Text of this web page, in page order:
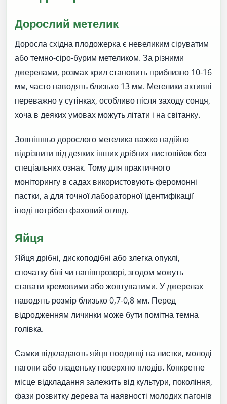
Дорослий метелик
Доросла східна плодожерка є невеликим сіруватим
або темно-сіро-бурим метеликом. За різними
джерелами, розмах крил становить приблизно 10-16
мм, часто наводять близько 13 мм. Метелики активні
переважно у сутінках, особливо після заходу сонця,
хоча в деяких умовах можуть літати і на світанку.
Зовнішньо дорослого метелика важко надійно
відрізнити від деяких інших дрібних листовійок без
спеціальних ознак. Тому для практичного
моніторингу в садах використовують феромонні
пастки, а для точної лабораторної ідентифікації
іноді потрібен фаховий огляд.
Яйця
Яйця дрібні, дископодібні або злегка опуклі,
спочатку білі чи напівпрозорі, згодом можуть
ставати кремовими або жовтуватими. У джерелах
наводять розмір близько 0,7-0,8 мм. Перед
відродженням личинки може бути помітна темна
голівка.
Самки відкладають яйця поодинці на листки, молоді
пагони або гладеньку поверхню плодів. Конкретне
місце відкладання залежить від культури, покоління,
фази розвитку дерева та наявності молодих пагонів